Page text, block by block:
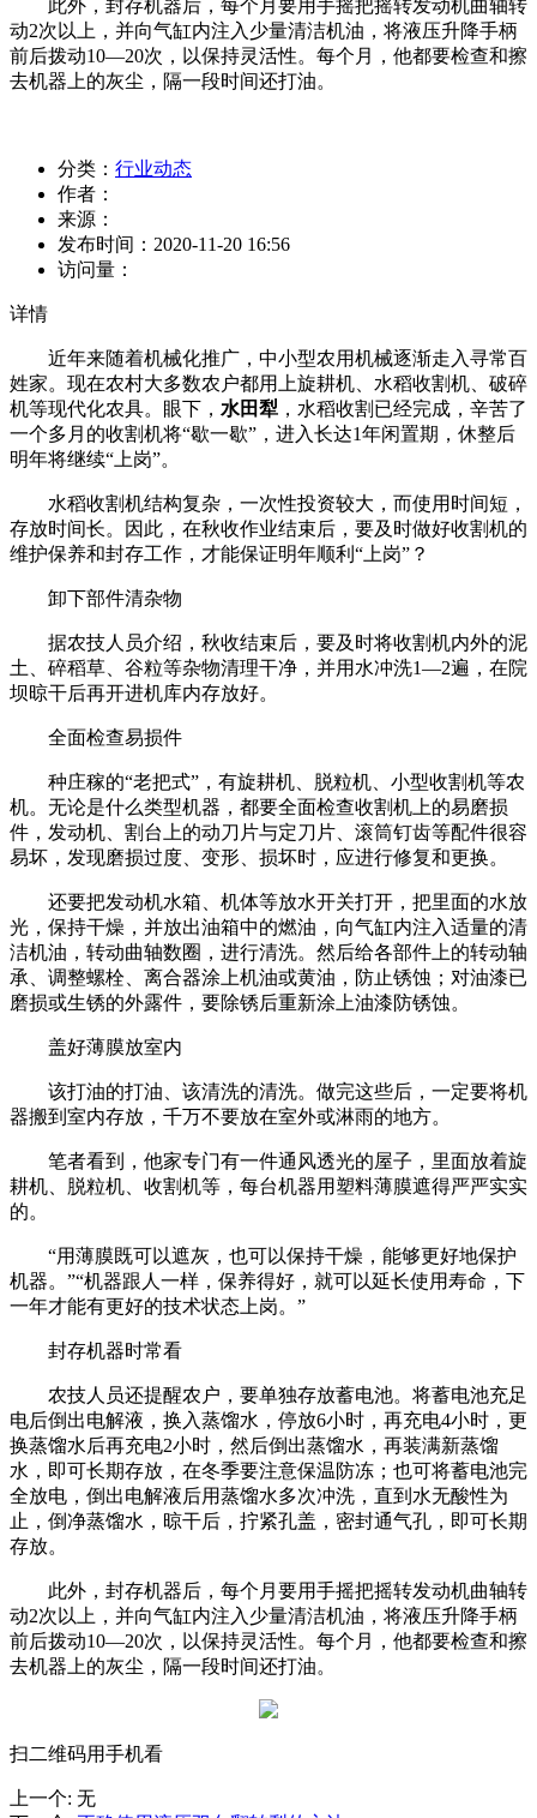
此外，封存机器后，每个月要用手摇把摇转发动机曲轴转
动2次以上，并向气缸内注入少量清洁机油，将液压升降手柄
前后拨动10—20次，以保持灵活性。每个月，他都要检查和擦
去机器上的灰尘，隔一段时间还打油。
分类： 行业动态
作者：
来源：
发布时间： 2020-11-20 16:56
访问量：
详情
近年来随着机械化推广，中小型农用机械逐渐走入寻常百
姓家。现在农村大多数农户都用上旋耕机、水稻收割机、破碎
机等现代化农具。眼下， 水田犁 ，水稻收割已经完成，辛苦了
一个多月的收割机将“歇一歇”，进入长达1年闲置期，休整后
明年将继续“上岗”。
水稻收割机结构复杂，一次性投资较大，而使用时间短，
存放时间长。因此，在秋收作业结束后，要及时做好收割机的
维护保养和封存工作，才能保证明年顺利“上岗”？
卸下部件清杂物
据农技人员介绍，秋收结束后，要及时将收割机内外的泥
土、碎稻草、谷粒等杂物清理干净，并用水冲洗1—2遍，在院
坝晾干后再开进机库内存放好。
全面检查易损件
种庄稼的“老把式”，有旋耕机、脱粒机、小型收割机等农
机。无论是什么类型机器，都要全面检查收割机上的易磨损
件，发动机、割台上的动刀片与定刀片、滚筒钉齿等配件很容
易坏，发现磨损过度、变形、损坏时，应进行修复和更换。
还要把发动机水箱、机体等放水开关打开，把里面的水放
光，保持干燥，并放出油箱中的燃油，向气缸内注入适量的清
洁机油，转动曲轴数圈，进行清洗。然后给各部件上的转动轴
承、调整螺栓、离合器涂上机油或黄油，防止锈蚀；对油漆已
磨损或生锈的外露件，要除锈后重新涂上油漆防锈蚀。
盖好薄膜放室内
该打油的打油、该清洗的清洗。做完这些后，一定要将机
器搬到室内存放，千万不要放在室外或淋雨的地方。
笔者看到，他家专门有一件通风透光的屋子，里面放着旋
耕机、脱粒机、收割机等，每台机器用塑料薄膜遮得严严实实
的。
“用薄膜既可以遮灰，也可以保持干燥，能够更好地保护
机器。”“机器跟人一样，保养得好，就可以延长使用寿命，下
一年才能有更好的技术状态上岗。”
封存机器时常看
农技人员还提醒农户，要单独存放蓄电池。将蓄电池充足
电后倒出电解液，换入蒸馏水，停放6小时，再充电4小时，更
换蒸馏水后再充电2小时，然后倒出蒸馏水，再装满新蒸馏
水，即可长期存放，在冬季要注意保温防冻；也可将蓄电池完
全放电，倒出电解液后用蒸馏水多次冲洗，直到水无酸性为
止，倒净蒸馏水，晾干后，拧紧孔盖，密封通气孔，即可长期
存放。
此外，封存机器后，每个月要用手摇把摇转发动机曲轴转
动2次以上，并向气缸内注入少量清洁机油，将液压升降手柄
前后拨动10—20次，以保持灵活性。每个月，他都要检查和擦
去机器上的灰尘，隔一段时间还打油。
扫二维码用手机看
上一个: 无